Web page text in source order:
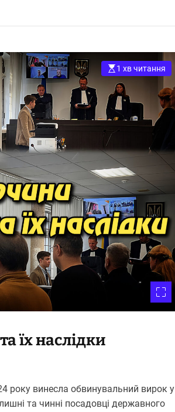
1 хв читання
їх наслідки
року винесла обвинувальний вирок у
та чинні посадовці державного